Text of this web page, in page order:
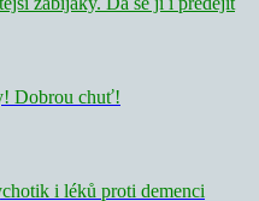
Dobrou chuť!
i léků proti demenci